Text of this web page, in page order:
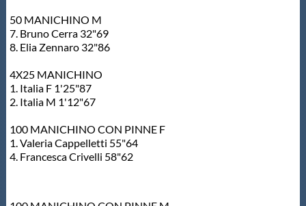
50 MANICHINO M
7. Bruno Cerra 32"69
8. Elia Zennaro 32"86
4X25 MANICHINO
1. Italia F 1'25"87
2. Italia M 1'12"67
100 MANICHINO CON PINNE F
1. Valeria Cappelletti 55"64
4. Francesca Crivelli 58"62